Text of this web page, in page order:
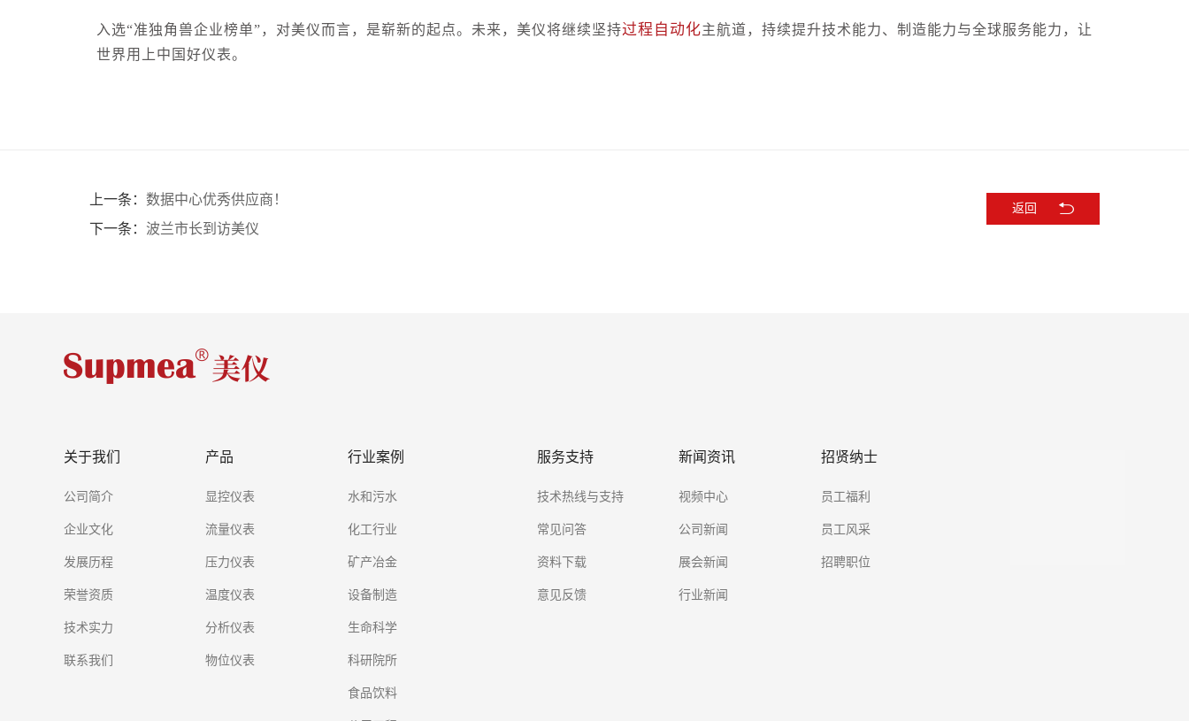
入选“准独角兽企业榜单”，对美仪而言，是崭新的起点。未来，美仪将继续坚持过程自动化主航道，持续提升技术能力、制造能力与全球服务能力，让
世界用上中国好仪表。
上一条： 数据中心优秀供应商！
下一条： 波兰市长到访美仪
返回
关于我们
公司简介
企业文化
发展历程
荣誉资质
技术实力
联系我们
产品
显控仪表
流量仪表
压力仪表
温度仪表
分析仪表
物位仪表
行业案例
水和污水
化工行业
矿产冶金
设备制造
生命科学
科研院所
食品饮料
服务支持
技术热线与支持
常见问答
资料下载
意见反馈
新闻资讯
视频中心
公司新闻
展会新闻
行业新闻
招贤纳士
员工福利
员工风采
招聘职位